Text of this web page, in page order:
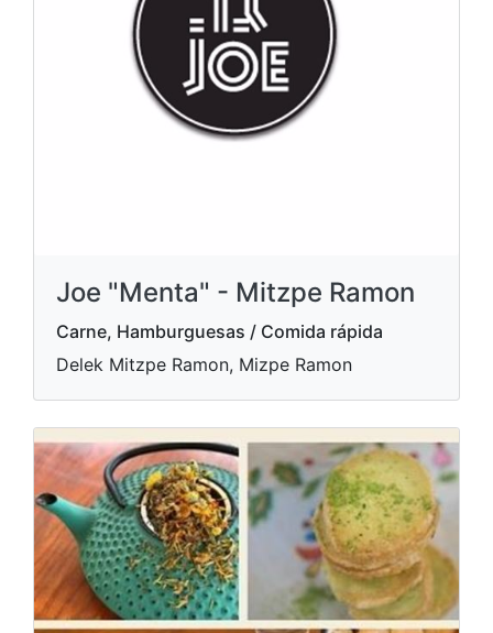
Joe "Menta" - Mitzpe Ramon
Carne, Hamburguesas / Comida rápida
Delek Mitzpe Ramon, Mizpe Ramon